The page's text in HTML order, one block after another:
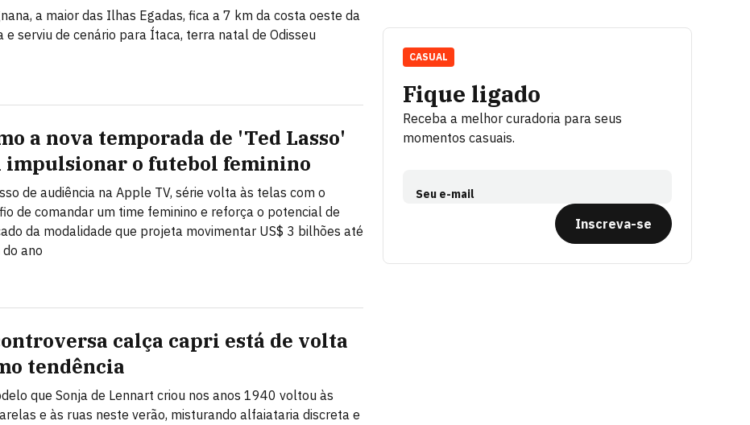
a maior das Ilhas Egadas, fica a 7 km da costa oeste da
e serviu de cenário para Ítaca, terra natal de Odisseu
a nova temporada de 'Ted Lasso'
impulsionar o futebol feminino
de audiência na Apple TV, série volta às telas com o
de comandar um time feminino e reforça o potencial de
da modalidade que projeta movimentar US$ 3 bilhões até
ano
calça capri está de volta
tendência
que Sonja de Lennart criou nos anos 1940 voltou às
e às ruas neste verão, misturando alfaiataria discreta e
Fique ligado
Receba a melhor curadoria para seus
momentos casuais.
Seu e-mail
Inscreva-se
CASUAL